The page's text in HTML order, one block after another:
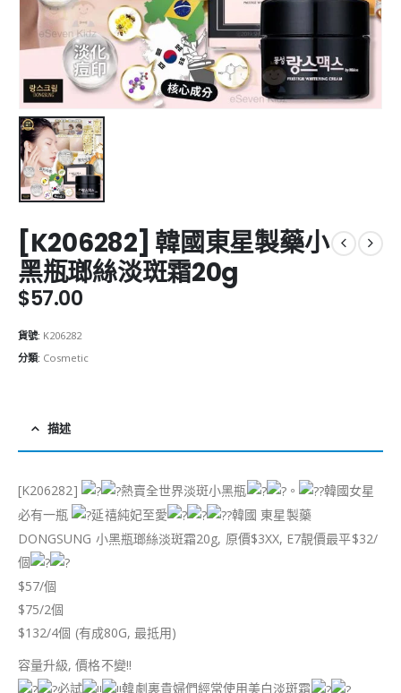
[K206282] 韓國東星製藥小
黑瓶瑯絲淡斑霜20g
$57.00
貨號: K206282
分類: Cosmetic
描述
[K206282] 熱賣全世界淡斑小黑瓶 。
韓國女星
必有一瓶
延禧純妃至愛
韓國 東星製藥
DONGSUNG 小黑瓶瑯絲淡斑霜20g, 原價$3XX, E7靚價最平$32/
個
$57/個
$75/2個
$132/4個 (有成80G, 最抵用)
容量升級, 價格不變!!
必試
韓劇裏貴婦們經常使用美白淡斑霜